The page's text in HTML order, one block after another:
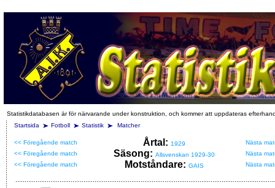
Statistikdatabasen är för närvarande under konstruktion, och kommer att uppdateras
Startsida
Fotboll Statistik Matcher
<< Föregående match Årtal: 1929
Nästa
<< Föregående match
Säsong: Allsvenskan 1929-30
Nästa
<< Föregående match
Motståndare: GAIS Nästa